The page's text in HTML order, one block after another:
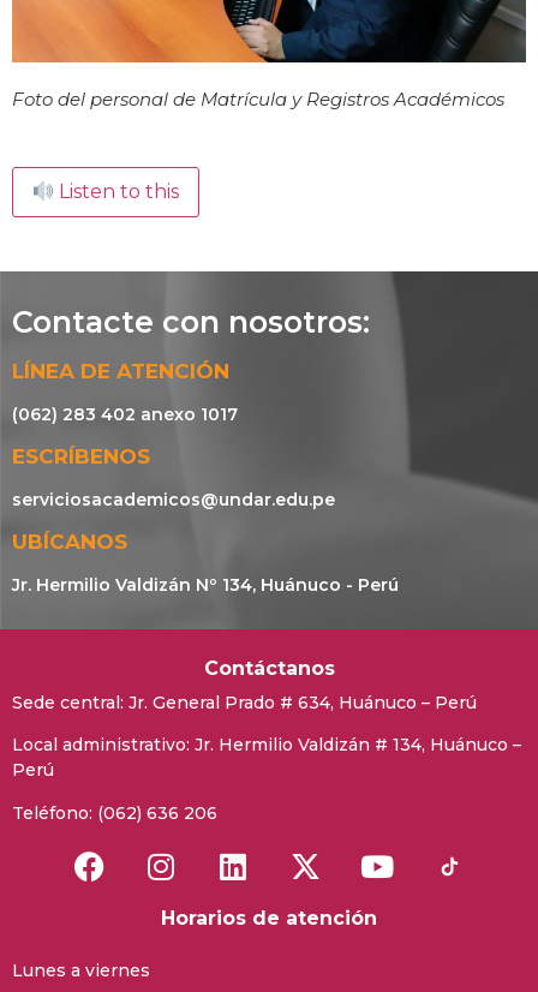
Foto del personal de Matrícula y Registros Académicos
Listen to this
Contacte con nosotros:
LÍNEA DE ATENCIÓN
(062) 283 402 anexo 1017
ESCRÍBENOS
serviciosacademicos@undar.edu.pe
UBÍCANOS
Jr. Hermilio Valdizán Nº 134, Huánuco - Perú
Contáctanos
Sede central: Jr. General Prado # 634, Huánuco – Perú
Local administrativo: Jr. Hermilio Valdizán # 134, Huánuco –
Perú
Teléfono: (062) 636 206
Horarios de atención
Lunes a viernes